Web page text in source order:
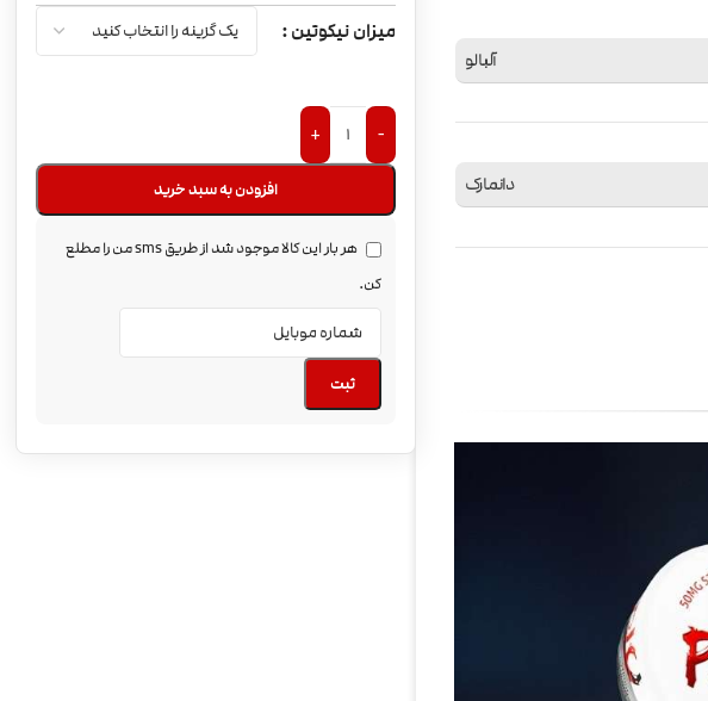
آلبالو
دانمارک
میزان نیکوتین
-
+
افزودن به سبد خرید
هر بار این کالا موجود شد از طریق sms من را مطلع
کن.
ثبت